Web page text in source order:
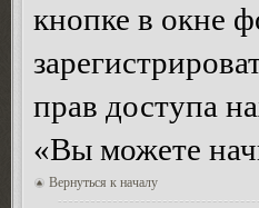
кнопке в окне
прав доступа
«Вы можете
Вернуться к началу